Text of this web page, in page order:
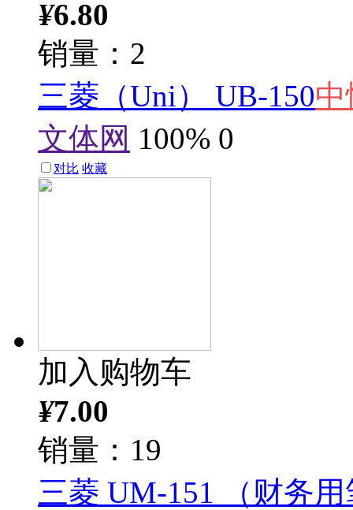
¥6.80
销量：2
三菱（Uni） UB-150
文体网 100% 0
对比 收藏
加入购物车
¥7.00
销量：19
三菱 UM-151 （财务